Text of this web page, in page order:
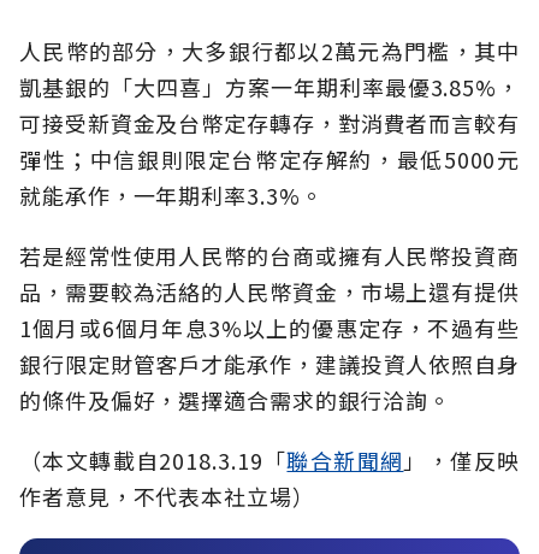
人民幣的部分，大多銀行都以2萬元為門檻，其中
凱基銀的「大四喜」方案一年期利率最優3.85%，
可接受新資金及台幣定存轉存，對消費者而言較有
彈性；中信銀則限定台幣定存解約，最低5000元
就能承作，一年期利率3.3%。
若是經常性使用人民幣的台商或擁有人民幣投資商
品，需要較為活絡的人民幣資金，市場上還有提供
1個月或6個月年息3%以上的優惠定存，不過有些
銀行限定財管客戶才能承作，建議投資人依照自身
的條件及偏好，選擇適合需求的銀行洽詢。
（本文轉載自2018.3.19「聯合新聞網」，僅反映
作者意見，不代表本社立場）